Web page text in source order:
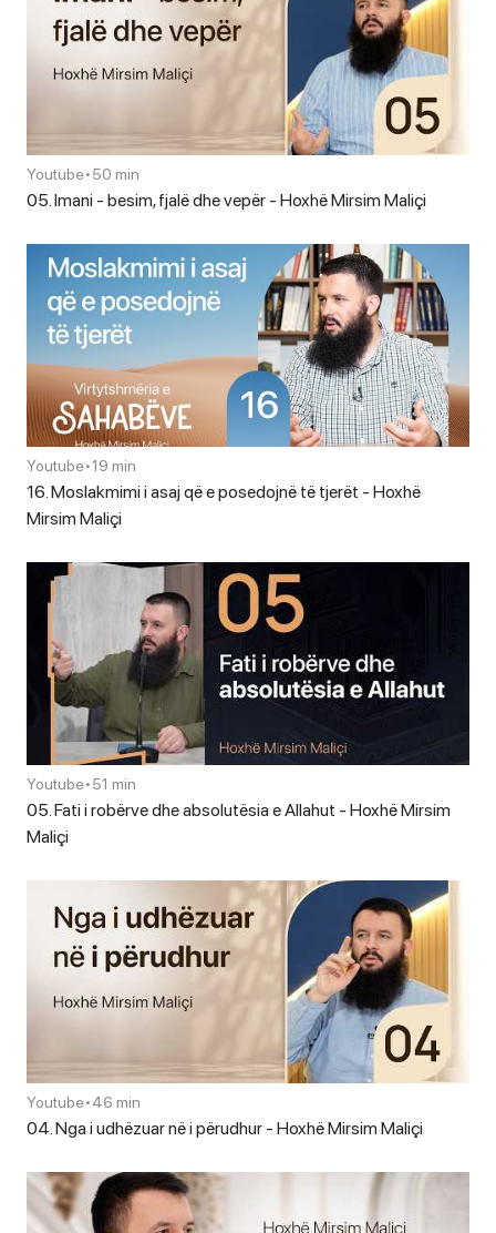
Youtube•50 min
05. Imani - besim, fjalë dhe vepër - Hoxhë Mirsim Maliçi
Youtube•19 min
16. Moslakmimi i asaj që e posedojnë të tjerët - Hoxhë
Mirsim Maliçi
Youtube•51 min
05. Fati i robërve dhe absolutësia e Allahut - Hoxhë Mirsim
Maliçi
Youtube•46 min
04. Nga i udhëzuar në i përudhur - Hoxhë Mirsim Maliçi